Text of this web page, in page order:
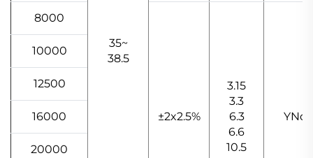
35~
38.5
8000
±2x2.5%
3.15
3.3
6.3
6.6
10.5
10000
12500
16000
20000